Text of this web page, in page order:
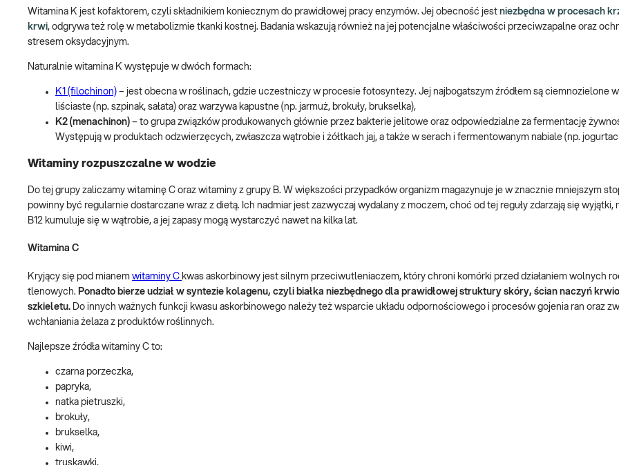
Witamina K jest kofaktorem, czyli składnikiem koniecznym do prawidłowej pracy enzymów. Jej obecność jest niezbędna w procesach
krwi, odgrywa też rolę w metabolizmie tkanki kostnej. Badania wskazują również na jej potencjalne właściwości przeciwzapalne oraz
stresem oksydacyjnym.
Naturalnie witamina K występuje w dwóch formach:
K1 (filochinon) – jest obecna w roślinach, gdzie uczestniczy w procesie fotosyntezy. Jej najbogatszym źródłem są ciemnozielone
liściaste (np. szpinak, sałata) oraz warzywa kapustne (np. jarmuż, brokuły, brukselka),
K2 (menachinon) – to grupa związków produkowanych głównie przez bakterie jelitowe oraz odpowiedzialne za fermentację
Występują w produktach odzwierzęcych, zwłaszcza wątrobie i żółtkach jaj, a także w serach i fermentowanym nabiale (np.
Witaminy rozpuszczalne w wodzie
Do tej grupy zaliczamy witaminę C oraz witaminy z grupy B. W większości przypadków organizm magazynuje je w znacznie mniejszym
powinny być regularnie dostarczane wraz z dietą. Ich nadmiar jest zazwyczaj wydalany z moczem, choć od tej reguły zdarzają się wyjątki,
B12 kumuluje się w wątrobie, a jej zapasy mogą wystarczyć nawet na kilka lat.
Witamina C
Kryjący się pod mianem witaminy C kwas askorbinowy jest silnym przeciwutleniaczem, który chroni komórki przed działaniem wolnych
tlenowych. Ponadto bierze udział w syntezie kolagenu, czyli białka niezbędnego dla prawidłowej struktury skóry, ścian naczyń
szkieletu. Do innych ważnych funkcji kwasu askorbinowego należy też wsparcie układu odpornościowego i procesów gojenia ran oraz
wchłaniania żelaza z produktów roślinnych.
Najlepsze źródła witaminy C to:
czarna porzeczka,
papryka,
natka pietruszki,
brokuły,
brukselka,
kiwi,
truskawki,